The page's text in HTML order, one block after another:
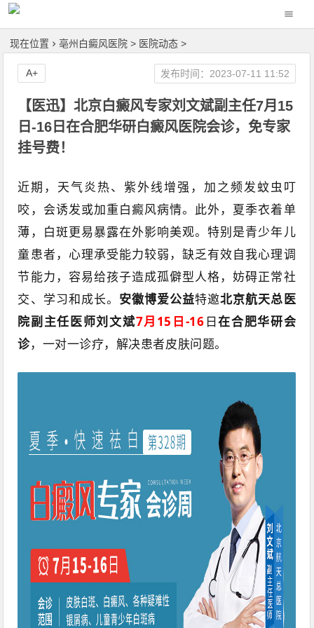
现在位置 亳州白癜风医院 > 医院动态 >
【医迅】北京白癜风专家刘文斌副主任7月15
日-16日在合肥华研白癜风医院会诊，免专家
挂号费！
发布时间：2023-07-11 11:52
A+
近期，天气炎热、紫外线增强，加之频发蚊虫叮
咬，会诱发或加重白癜风病情。此外，夏季衣着单
薄，白斑更易暴露在外影响美观。特别是青少年儿
童患者，心理承受能力较弱，缺乏有效自我心理调
节能力，容易给孩子造成孤僻型人格，妨碍正常社
交、学习和成长。 安徽博爱公益特邀北京航天总医
院副主任医师刘文斌7月15日-16 日在合肥华研会
诊，一对一诊疗，解决患者皮肤问题。